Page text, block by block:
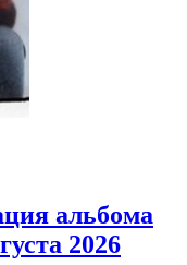
альбома
2026